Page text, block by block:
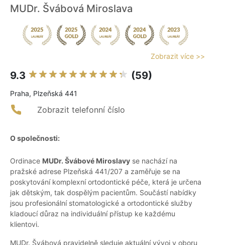
MUDr. Švábová Miroslava
Zobrazit více >>
9.3 (59)
Praha, Plzeňská 441
Zobrazit telefonní číslo
O společnosti:
Ordinace MUDr. Švábové Miroslavy se nachází na
pražské adrese Plzeňská 441/207 a zaměřuje se na
poskytování komplexní ortodontické péče, která je určena
jak dětským, tak dospělým pacientům. Součástí nabídky
jsou profesionální stomatologické a ortodontické služby
kladoucí důraz na individuální přístup ke každému
klientovi.
MUDr. Švábová pravidelně sleduje aktuální vývoj v oboru